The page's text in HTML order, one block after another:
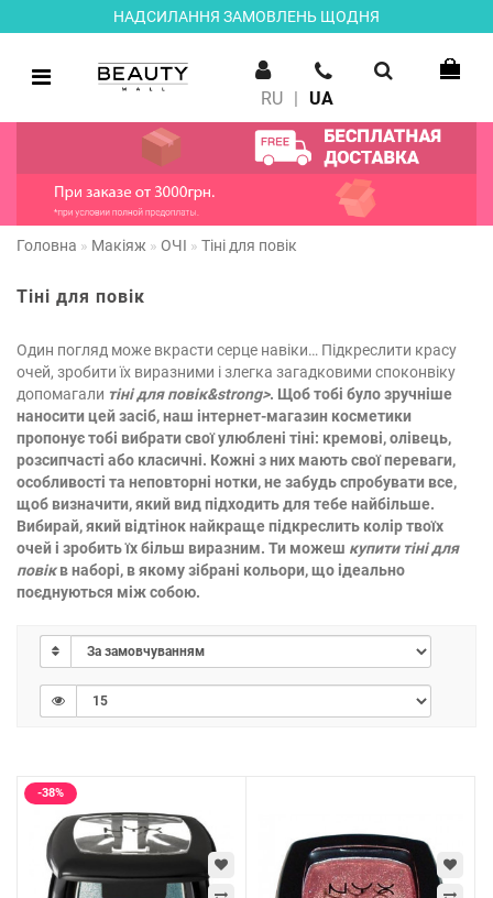
НАДСИЛАННЯ ЗАМОВЛЕНЬ ЩОДНЯ
RU | UA
Головна Макіяж ОЧІ Тіні для повік
Тіні для повік
Один погляд може вкрасти серце навіки… Підкреслити красу
очей, зробити їх виразними і злегка загадковими споконвіку
допомагали тіні для повік&strong>. Щоб тобі було зручніше
наносити цей засіб, наш інтернет-магазин косметики
пропонує тобі вибрати свої улюблені тіні: кремові, олівець,
розсипчасті або класичні. Кожні з них мають свої переваги,
особливості та неповторні нотки, не забудь спробувати все,
щоб визначити, який вид підходить для тебе найбільше.
Вибирай, який відтінок найкраще підкреслить колір твоїх
очей і зробить їх більш виразним. Ти можеш купити тіні для
повікв наборі, в якому зібрані кольори, що ідеально
поєднуються між собою.
-38%